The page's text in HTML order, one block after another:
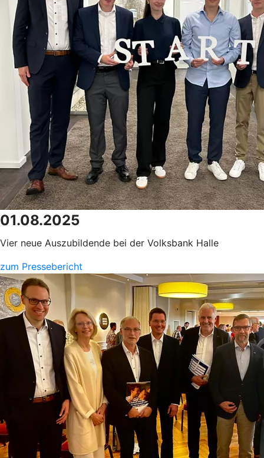
01.08.2025
Vier neue Auszubildende bei der Volksbank Halle
zum Pressebericht